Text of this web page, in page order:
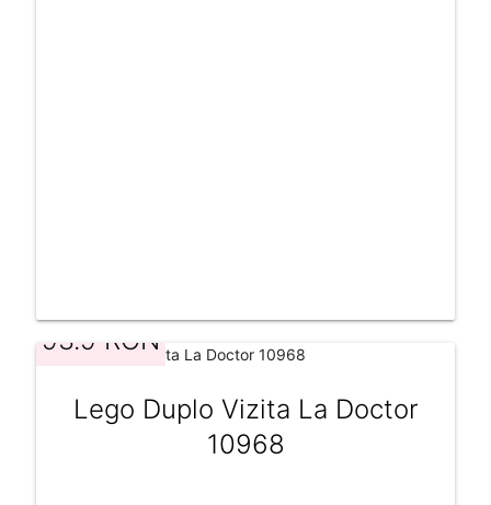
93.9 RON
Lego Duplo Vizita La Doctor
10968